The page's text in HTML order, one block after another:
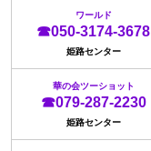
ワールド
☎050-3174-3678
姫路センター
華の会ツーショット
☎079-287-2230
姫路センター